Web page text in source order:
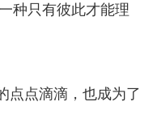
种只有彼此才能理
点点滴滴，也成为了